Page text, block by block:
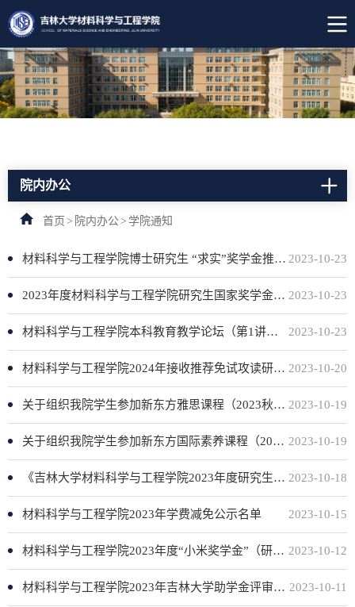
院内办公
首页 > 院内办公> 学院通知
2023-10-23
材料科学与工程学院博士研究生 “求实”奖学金推荐人选公示（第二届）
2023-10-23
2023年度材料科学与工程学院研究生国家奖学金名单公示
2023-10-23
材料科学与工程学院本科教育教学论坛（第1讲）：西浦全国大学教学创新大赛赛前培训
2023-10-20
材料科学与工程学院2024年接收推荐免试攻读研究生拟录取名单公示（二）
2023-10-19
关于组织我院学生参加新东方雅思课程（2023秋季学期）的通知
2023-10-19
关于组织我院学生参加新东方国际素养课程（2023秋季学期）的通知
2023-10-18
《吉林大学材料科学与工程学院2023年度研究生学业奖学金评审工作实施细则》公示
2023-10-15
材料科学与工程学院2023年学费减免公示名单
2023-10-12
材料科学与工程学院2023年度“小米奖学金”（研究生）初评结果公示
2023-10-11
材料科学与工程学院2023年吉林大学助学金评审公示名单